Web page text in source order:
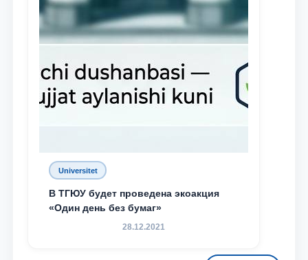
Universitet
В ТГЮУ будет проведена экоакция
«Один день без бумаг»
28.12.2021